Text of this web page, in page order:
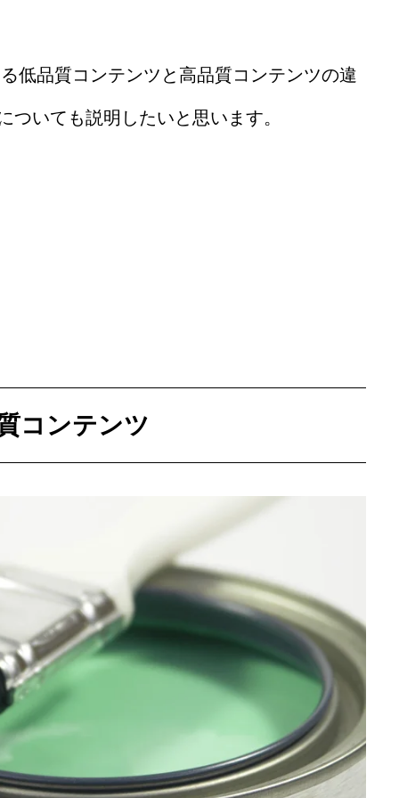
自社仕事が増
よくある質問
事業案内
お問い合わせ
低品質コンテンツと高品質コンテンツの違
いても説明したいと思います。
コンテンツ